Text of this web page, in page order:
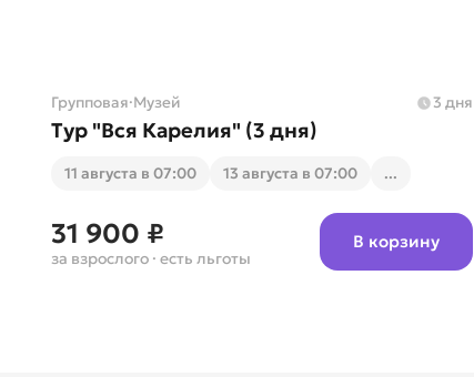
Групповая·Музей 3 дня
Тур "Вся Карелия" (3 дня)
11 августа в 07:00 13 августа в 07:00 ...
31 900 ₽
за взрослого · есть льготы
В корзину